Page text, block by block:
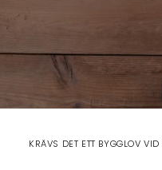
KRÄVS DET ETT BYGGLOV